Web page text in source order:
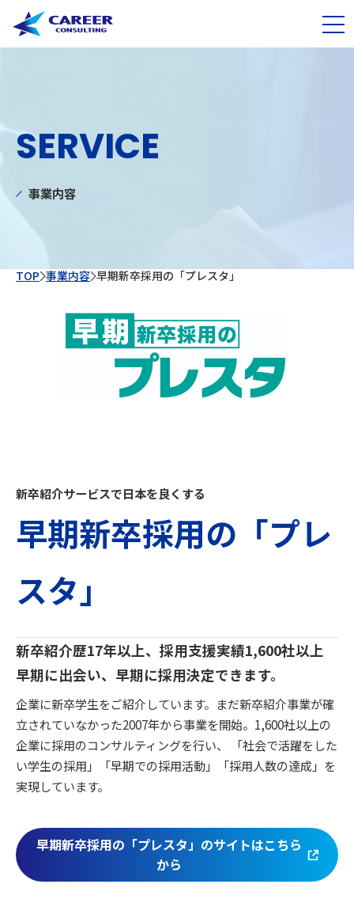
SERVICE
事業内容
TOP 事業内容 早期新卒採用の「プレスタ」
新卒紹介サービスで日本を良くする
早期新卒採用の「プレ
スタ」
新卒紹介歴17年以上、採用支援実績1,600社以上
早期に出会い、早期に採用決定できます。
企業に新卒学生をご紹介しています。まだ新卒紹介事業が確
立されていなかった2007年から事業を開始。1,600社以上の
企業に採用のコンサルティングを行い、 「社会で活躍をした
い学生の採用」「早期での採用活動」「採用人数の達成」を
実現しています。
早期新卒採用の「プレスタ」のサイトはこちら
から